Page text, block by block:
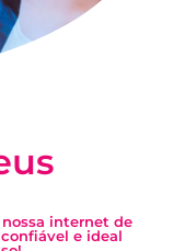
internet de
e ideal